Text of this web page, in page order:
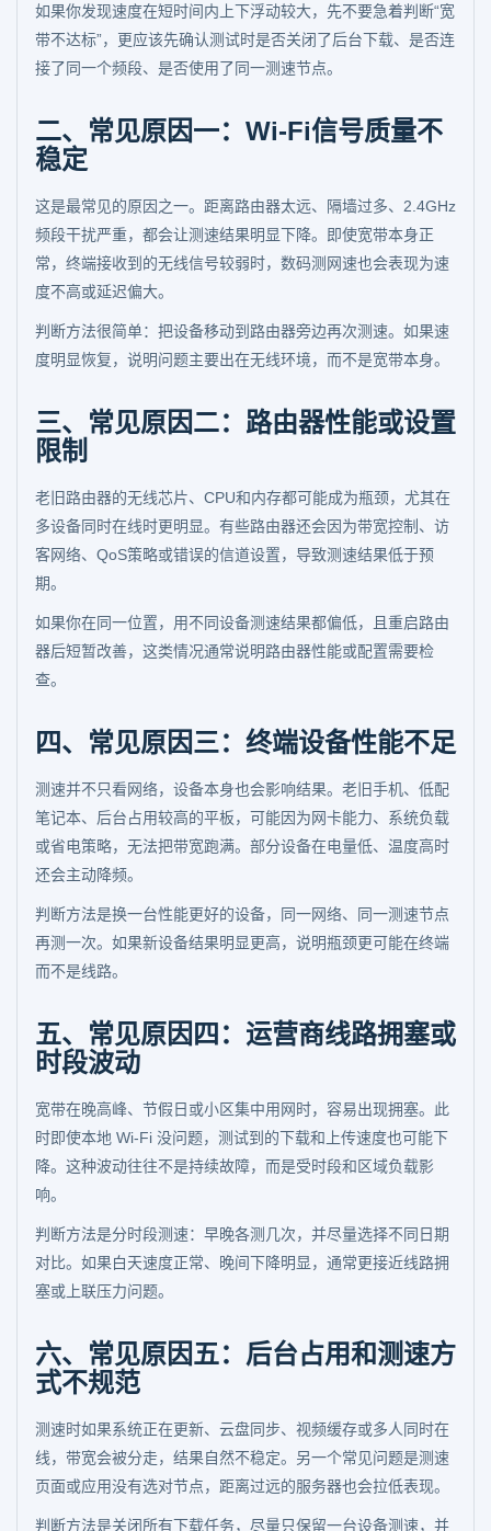
如果你发现速度在短时间内上下浮动较大，先不要急着判断“宽
带不达标”，更应该先确认测试时是否关闭了后台下载、是否连
接了同一个频段、是否使用了同一测速节点。
二、常见原因一：Wi-Fi信号质量不
稳定
这是最常见的原因之一。距离路由器太远、隔墙过多、2.4GHz
频段干扰严重，都会让测速结果明显下降。即使宽带本身正
常，终端接收到的无线信号较弱时，数码测网速也会表现为速
度不高或延迟偏大。
判断方法很简单：把设备移动到路由器旁边再次测速。如果速
度明显恢复，说明问题主要出在无线环境，而不是宽带本身。
三、常见原因二：路由器性能或设置
限制
老旧路由器的无线芯片、CPU和内存都可能成为瓶颈，尤其在
多设备同时在线时更明显。有些路由器还会因为带宽控制、访
客网络、QoS策略或错误的信道设置，导致测速结果低于预
期。
如果你在同一位置，用不同设备测速结果都偏低，且重启路由
器后短暂改善，这类情况通常说明路由器性能或配置需要检
查。
四、常见原因三：终端设备性能不足
测速并不只看网络，设备本身也会影响结果。老旧手机、低配
笔记本、后台占用较高的平板，可能因为网卡能力、系统负载
或省电策略，无法把带宽跑满。部分设备在电量低、温度高时
还会主动降频。
判断方法是换一台性能更好的设备，同一网络、同一测速节点
再测一次。如果新设备结果明显更高，说明瓶颈更可能在终端
而不是线路。
五、常见原因四：运营商线路拥塞或
时段波动
宽带在晚高峰、节假日或小区集中用网时，容易出现拥塞。此
时即使本地 Wi-Fi 没问题，测试到的下载和上传速度也可能下
降。这种波动往往不是持续故障，而是受时段和区域负载影
响。
判断方法是分时段测速：早晚各测几次，并尽量选择不同日期
对比。如果白天速度正常、晚间下降明显，通常更接近线路拥
塞或上联压力问题。
六、常见原因五：后台占用和测速方
式不规范
测速时如果系统正在更新、云盘同步、视频缓存或多人同时在
线，带宽会被分走，结果自然不稳定。另一个常见问题是测速
页面或应用没有选对节点，距离过远的服务器也会拉低表现。
判断方法是关闭所有下载任务，尽量只保留一台设备测速，并